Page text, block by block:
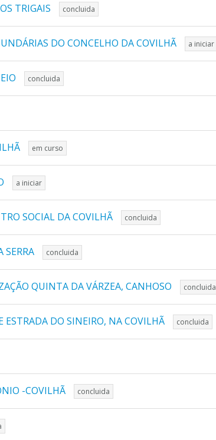
TRIGAIS concluida
DO CONCELHO DA COVILHÃ a iniciar
concluida
em curso
a iniciar
SOCIAL DA COVILHÃ concluida
SERRA concluida
QUINTA DA VÁRZEA, CANHOSO concluida
ESTRADA DO SINEIRO, NA COVILHÃ concluida
-COVILHÃ concluida